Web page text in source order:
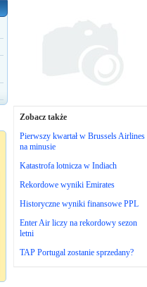
Zobacz także
Pierwszy kwartał w Brussels Airlines
na minusie
Katastrofa lotnicza w Indiach
Rekordowe wyniki Emirates
Historyczne wyniki finansowe PPL
Enter Air liczy na rekordowy sezon
letni
TAP Portugal zostanie sprzedany?